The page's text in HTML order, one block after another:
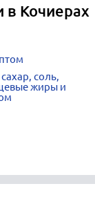
в Кочиерах
соль,
жиры и